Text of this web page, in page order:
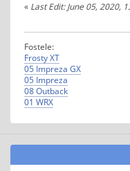
« Last Edit: June 05, 2020,
Fostele:
Frosty XT
05 Impreza GX
05 Impreza
08 Outback
01 WRX